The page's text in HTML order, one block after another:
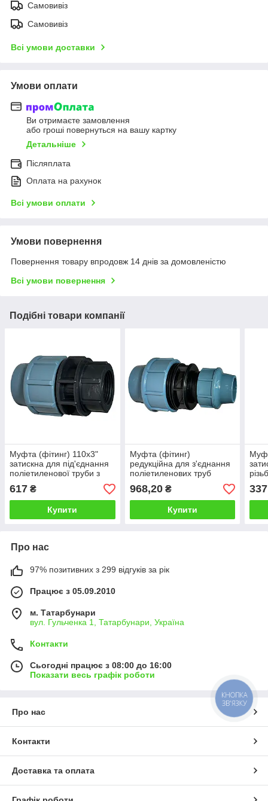
Самовивіз
Самовивіз
Всі умови доставки
Умови оплати
Ви отримаєте замовлення
або гроші повернуться на вашу картку
Детальніше
Післяплата
Оплата на рахунок
Всі умови оплати
Умови повернення
Повернення товару впродовж 14 днів за домовленістю
Всі умови повернення
Подібні товари компанії
Муфта (фітинг) 110х3"
затискна для під'єднання
поліетиленової труби з
617 ₴
Купити
Муфта (фітинг)
редукційна для з'єднання
поліетиленових труб
968,20₴
Купити
Про нас
97% позитивних з 299 відгуків за рік
Працює з 05.09.2010
м. Татарбунари
вул. Гульченка 1, Татарбунари, Україна
Контакти
Сьогодні працює з 08:00 до 16:00
Показати весь графік роботи
Про нас
Контакти
Доставка та оплата
КНОПКА
ЗВ'ЯЗКУ